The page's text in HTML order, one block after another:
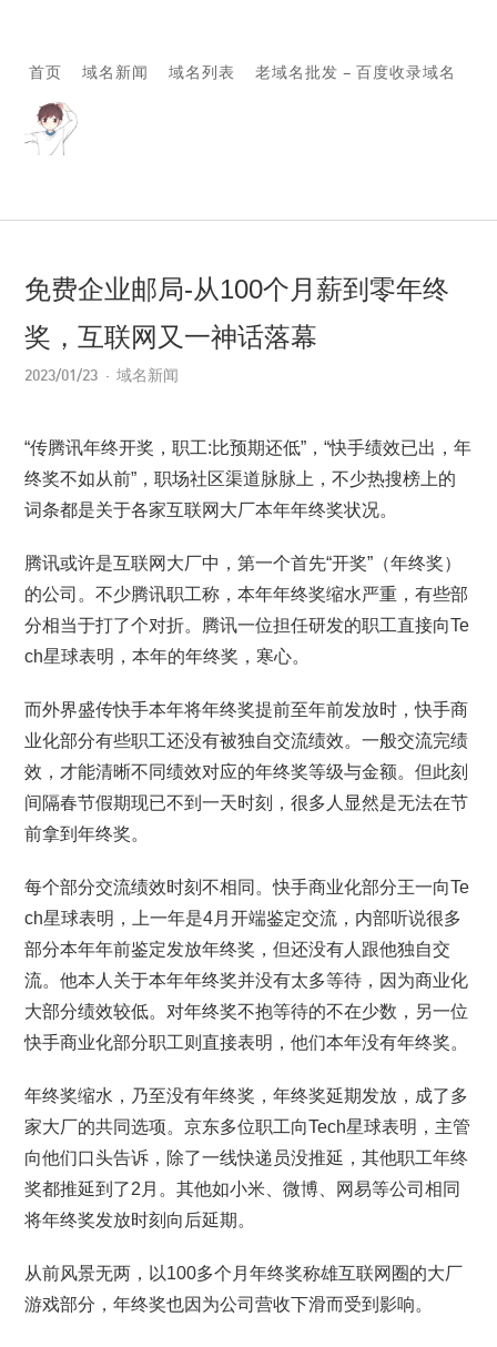
首页 域名新闻 域名列表 老域名批发 – 百度收录域名
免费企业邮局-从100个月薪到零年终
奖，互联网又一神话落幕
2023/01/23 域名新闻
“传腾讯年终开奖，职工:比预期还低”，“快手绩效已出，年
终奖不如从前”，职场社区渠道脉脉上，不少热搜榜上的
词条都是关于各家互联网大厂本年年终奖状况。
腾讯或许是互联网大厂中，第一个首先“开奖”（年终奖）
的公司。不少腾讯职工称，本年年终奖缩水严重，有些部
分相当于打了个对折。腾讯一位担任研发的职工直接向Te
ch星球表明，本年的年终奖，寒心。
而外界盛传快手本年将年终奖提前至年前发放时，快手商
业化部分有些职工还没有被独自交流绩效。一般交流完绩
效，才能清晰不同绩效对应的年终奖等级与金额。但此刻
间隔春节假期现已不到一天时刻，很多人显然是无法在节
前拿到年终奖。
每个部分交流绩效时刻不相同。快手商业化部分王一向Te
ch星球表明，上一年是4月开端鉴定交流，内部听说很多
部分本年年前鉴定发放年终奖，但还没有人跟他独自交
流。他本人关于本年年终奖并没有太多等待，因为商业化
大部分绩效较低。对年终奖不抱等待的不在少数，另一位
快手商业化部分职工则直接表明，他们本年没有年终奖。
年终奖缩水，乃至没有年终奖，年终奖延期发放，成了多
家大厂的共同选项。京东多位职工向Tech星球表明，主管
向他们口头告诉，除了一线快递员没推延，其他职工年终
奖都推延到了2月。其他如小米、微博、网易等公司相同
将年终奖发放时刻向后延期。
从前风景无两，以100多个月年终奖称雄互联网圈的大厂
游戏部分，年终奖也因为公司营收下滑而受到影响。